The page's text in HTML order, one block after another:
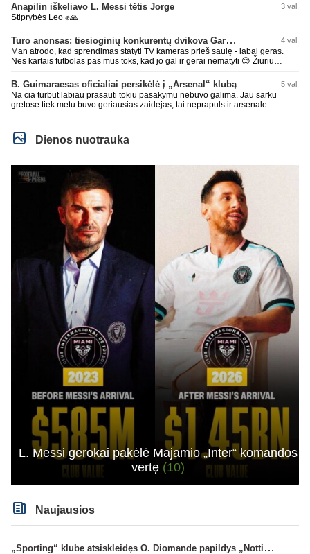
Anapilin iškeliavo L. Messi tėtis Jorge 3 val.
Stiprybės Leo ✊🙏
Turo anonsas: tiesioginių konkurentų dvikova Gargžduose 4 val.
Man atrodo, kad sprendimas statyti TV kameras prieš saulę - labai geras.
Nes kartais futbolas pas mus toks, kad jo gal ir gerai nematyti 😉 Žiūriu
kaip alaus butelys, kurį ką tik išmaukiau. Linkėjimai Tadui (slapyvardžiu „apie
nieką“), kuris kiek girdėjau, įpūtė akis varvinančių transliacijų dvasią 😀
B. Guimaraesas oficialiai persikėlė į „Arsenal“ klubą 5 val.
Na cia turbut labiau prasauti tokiu pasakymu nebuvo galima. Jau sarku
gretose tiek metu buvo geriausias zaidejas, tai neprapuls ir arsenale.
Dienos nuotrauka
L. Messi gerokai pakėlė Majamio „Inter“ komandos
vertę (10)
Naujausios
„Sporting“ klube atsiskleidęs O. Diomande papildys „Nottingham“ gretas